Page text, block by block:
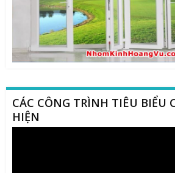
CÁC CÔNG TRÌNH TIÊU BIỂU
HIỆN